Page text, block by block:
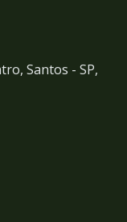
Santos - SP,